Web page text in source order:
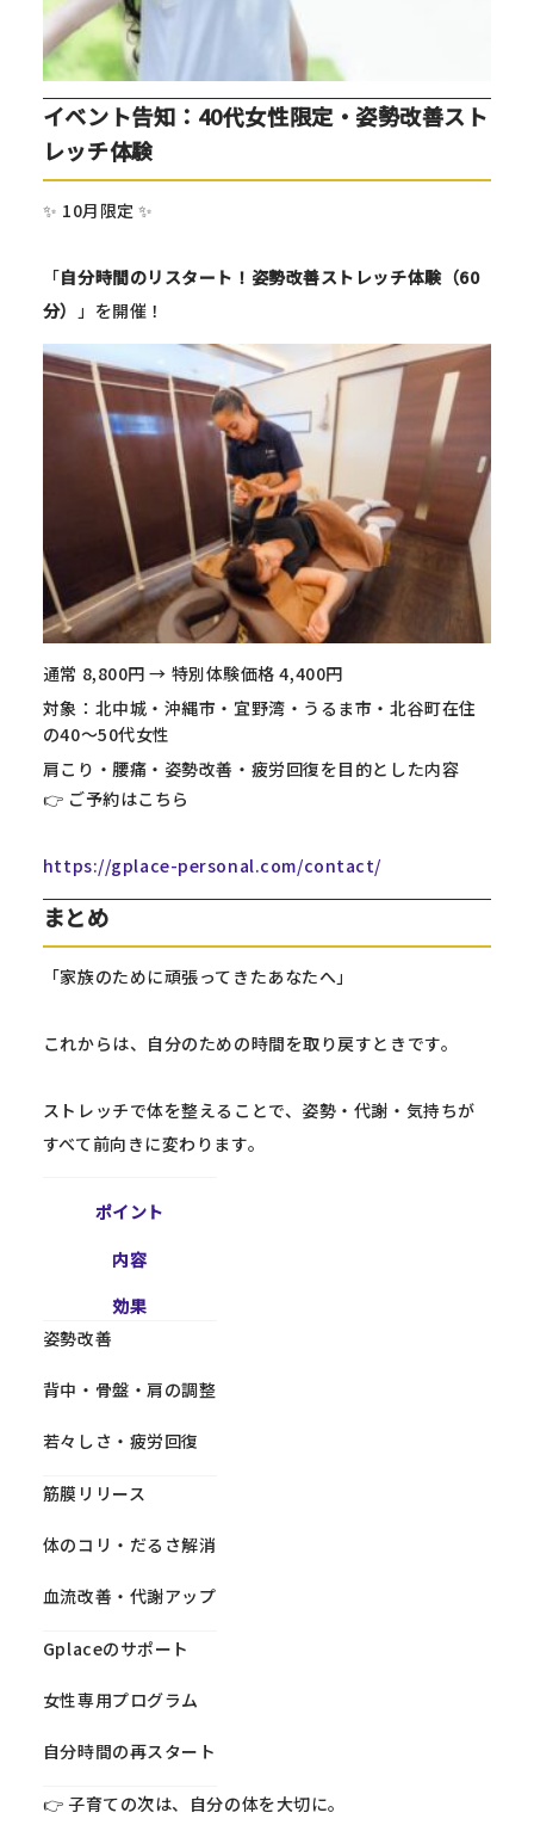
イベント告知：40代女性限定・姿勢改善スト
レッチ体験
✨ 10月限定 ✨
「自分時間のリスタート！姿勢改善ストレッチ体験（60
分）
」を開催！
通常 8,800円 → 特別体験価格 4,400円
対象：北中城・沖縄市・宜野湾・うるま市・北谷町在住
の40〜50代女性
肩こり・腰痛・姿勢改善・疲労回復を目的とした内容
👉 ご予約はこちら
https://gplace-personal.com/contact/
まとめ
「家族のために頑張ってきたあなたへ」
これからは、自分のための時間を取り戻すときです。
ストレッチで体を整えることで、姿勢・代謝・気持ちが
すべて前向きに変わります。
ポイント
内容
効果
姿勢改善
背中・骨盤・肩の調整
若々しさ・疲労回復
筋膜リリース
体のコリ・だるさ解消
血流改善・代謝アップ
Gplaceのサポート
女性専用プログラム
自分時間の再スタート
👉 子育ての次は、自分の体を大切に。